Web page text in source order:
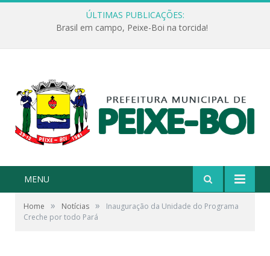
ÚLTIMAS PUBLICAÇÕES:
Brasil em campo, Peixe-Boi na torcida!
MENU
Home » Notícias »
Inauguração da Unidade do Programa
Creche por todo Pará